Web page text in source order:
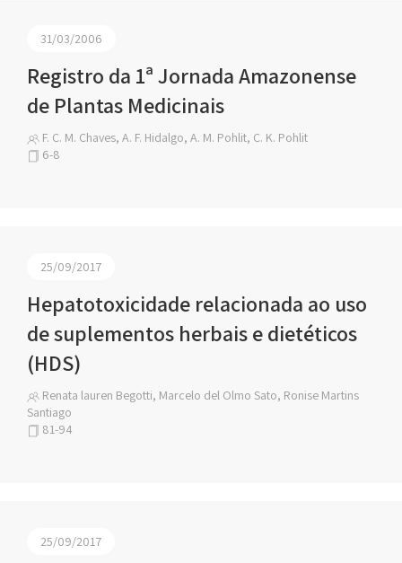
31/03/2006
Registro da 1ª Jornada Amazonense
de Plantas Medicinais
F. C. M. Chaves, A. F. Hidalgo, A. M. Pohlit, C. K. Pohlit
6-8
25/09/2017
Hepatotoxicidade relacionada ao uso
de suplementos herbais e dietéticos
(HDS)
Renata lauren Begotti, Marcelo del Olmo Sato, Ronise Martins
Santiago
81-94
25/09/2017